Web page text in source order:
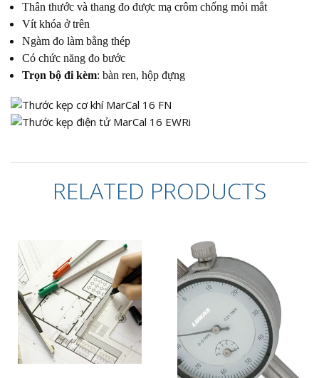
Thân thước và thang đo được mạ crôm chống mỏi mắt
Vít khóa ở trên
Ngàm đo làm bằng thép
Có chức năng đo bước
Trọn bộ đi kèm: bàn ren, hộp đựng
RELATED PRODUCTS